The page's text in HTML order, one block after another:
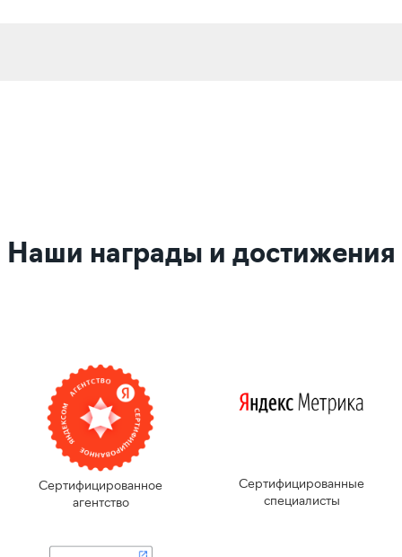
Наши награды и достижения
Сертифицированное
агентство
Сертифицированные
специалисты